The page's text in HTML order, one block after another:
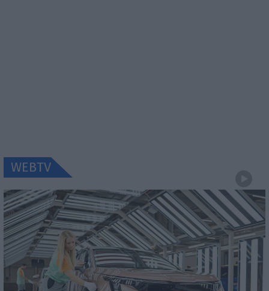
WEBTV